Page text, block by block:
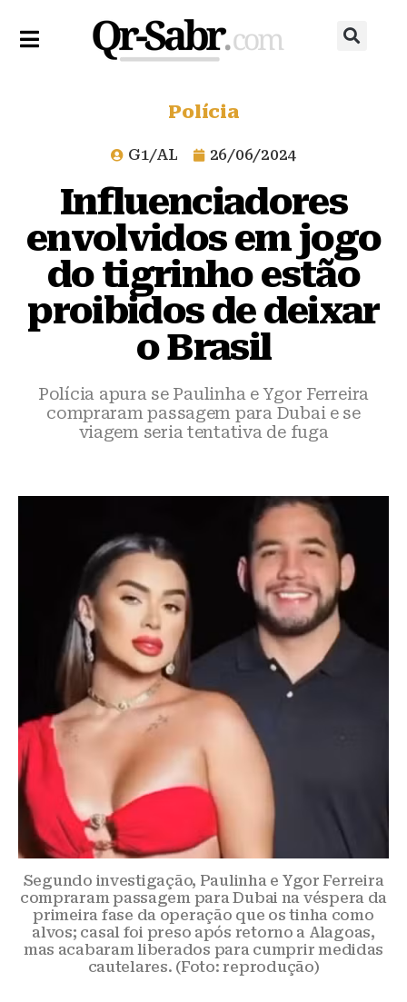
Polícia
G1/AL 26/06/2024
Influenciadores
envolvidos em jogo
do tigrinho estão
proibidos de deixar
o Brasil
Polícia apura se Paulinha e Ygor Ferreira
compraram passagem para Dubai e se
viagem seria tentativa de fuga
Segundo investigação, Paulinha e Ygor Ferreira
compraram passagem para Dubai na véspera da
primeira fase da operação que os tinha como
alvos; casal foi preso após retorno a Alagoas,
mas acabaram liberados para cumprir medidas
cautelares. (Foto: reprodução)